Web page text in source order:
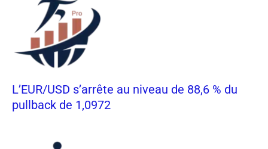
L’EUR/USD s’arrête au niveau de 88,6 % du
pullback de 1,0972